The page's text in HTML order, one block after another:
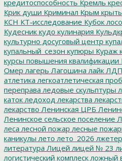
кредитоспособность Кремль
Крик души Криминал Крым
КСН КТ-исследование Кубок
Кудесник кудо кулинария
культурно досуговый центр
купальный_сезон купюры Кураж
курсы повышения квалификации
Омер лагерь Лагошина лайк
атлетика легкоатлетическая
переправа ледовые скульптуры
каток ледоход лекарства
лекарство Ленинская ЦРБ
Ленинское сельское поселение
леса лесной пожар лесные
каникулы лето лето_2026
литература Лицей лицей № 23
логистический комплеск ложный